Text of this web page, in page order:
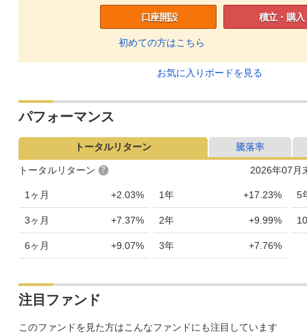
口座開設
初めての方はこちら
積立・購入
お気に入りボードを見る
パフォーマンス
トータルリターン 騰落率
2026年07月
トータルリターン
1ヶ月 +2.03%
3ヶ月 +7.37%
6ヶ月 +9.07%
1年 +17.23%
2年 +9.99%
3年 +7.76%
5
注目ファンド
このファンドを見た方はこんなファンドにも注目しています